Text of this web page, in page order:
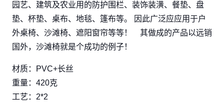
园艺、建筑及农业用的防护围栏、装饰装潢、餐垫、盘
垫、杯垫、桌布、地毯、篷布等。 因此广泛应应用于户
外桌椅、沙滩椅、遮阳窗帘等等！ 其做成的产品以远销
国外，沙滩椅就是个成功的例子！
材质：PVC+长丝
重量：420克
工艺：2*2